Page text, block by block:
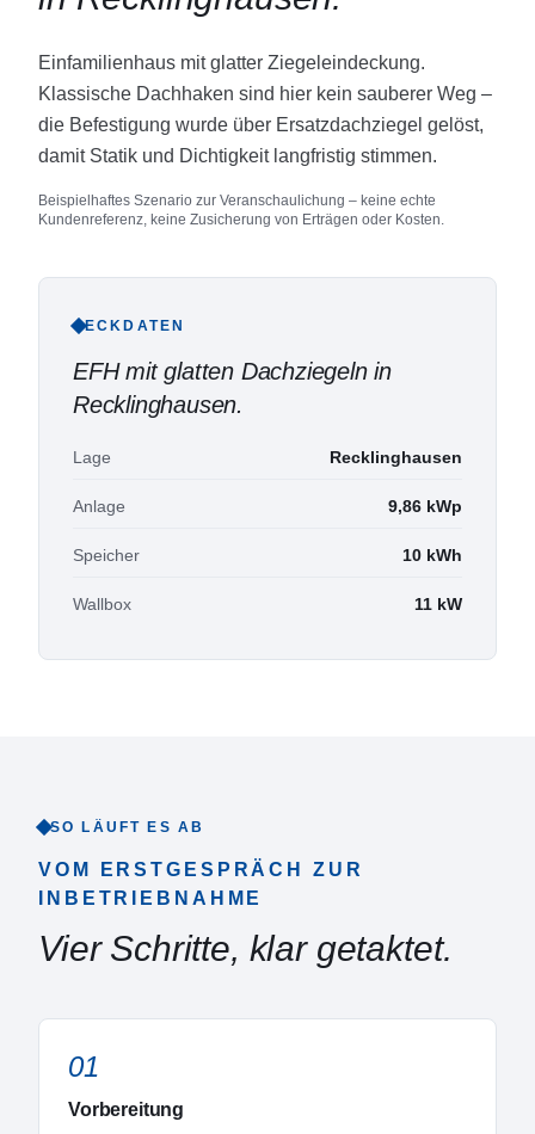
Einfamilienhaus mit glatter Ziegeleindeckung.
Klassische Dachhaken sind hier kein sauberer Weg –
die Befestigung wurde über Ersatzdachziegel gelöst,
damit Statik und Dichtigkeit langfristig stimmen.
Beispielhaftes Szenario zur Veranschaulichung – keine echte
Kundenreferenz, keine Zusicherung von Erträgen oder Kosten.
ECKDATEN
EFH mit glatten Dachziegeln in
Recklinghausen.
Lage Recklinghausen
Anlage 9,86 kWp
Speicher 10 kWh
Wallbox 11 kW
SO LÄUFT ES AB
VOM ERSTGESPRÄCH ZUR
INBETRIEBNAHME
Vier Schritte, klar getaktet.
01
Vorbereitung